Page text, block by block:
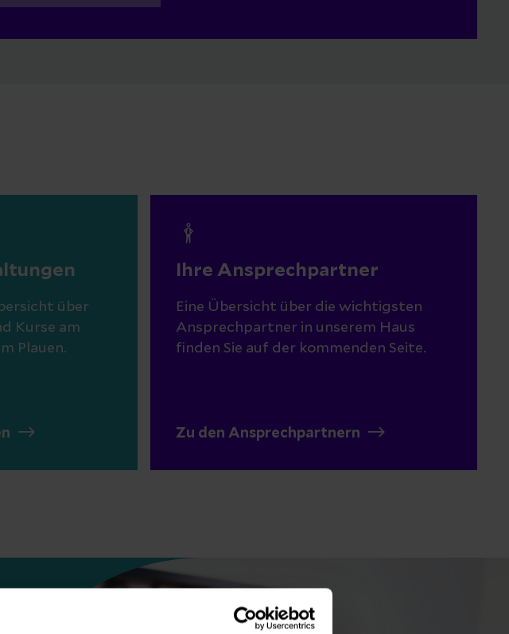
über
Kurse am
Plauen.
Ihre Ansprechpartner
Eine Übersicht über die wichtigsten
Ansprechpartner in unserem Haus
finden Sie auf der kommenden Seite.
Zu den Ansprechpartnern